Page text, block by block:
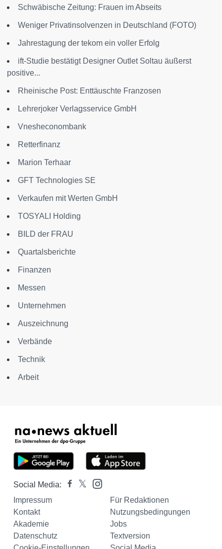
Schwäbische Zeitung: Frauen im Abseits
Weniger Privatinsolvenzen in Deutschland (FOTO)
Jahrestagung der tekom ein voller Erfolg
ift-Studie bestätigt Designer Outlet Soltau äußerst
positive...
Rheinische Post: Enttäuschte Franzosen
Lehrerjoker Verlagsservice GmbH
Vnesheconombank
Retterfinanz
Marion Terhaar
GFT Technologies SE
Verkaufen mit Werten GmbH
TOSYALI Holding
BILD der FRAU
Quartalsberichte
Finanzen
Messen
Unternehmen
Auszeichnung
Verbände
Technik
Arbeit
Social Media:
Impressum
Für Redaktionen
Kontakt
Nutzungsbedingungen
Akademie
Jobs
Datenschutz
Textversion